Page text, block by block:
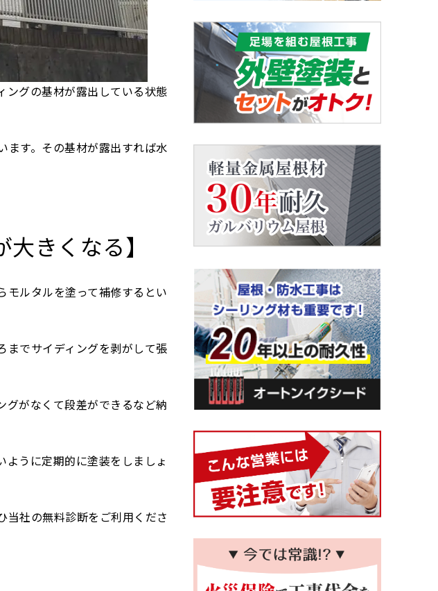
ングの基材が露出している状態
ます。その基材が露出すれば水
きくなる】
モルタルを塗って補修するとい
までサイディングを剥がして張
グがなくて段差ができるなど納
うに定期的に塗装をしましょ
当社の無料診断をご利用くださ